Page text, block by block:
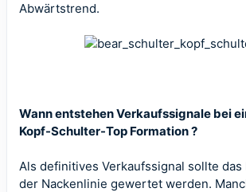
Abwärtstrend.
Wann entstehen Verkaufssignale bei
Kopf-Schulter-Top Formation ?
Als definitives Verkaufssignal sollte
der Nackenlinie gewertet werden.